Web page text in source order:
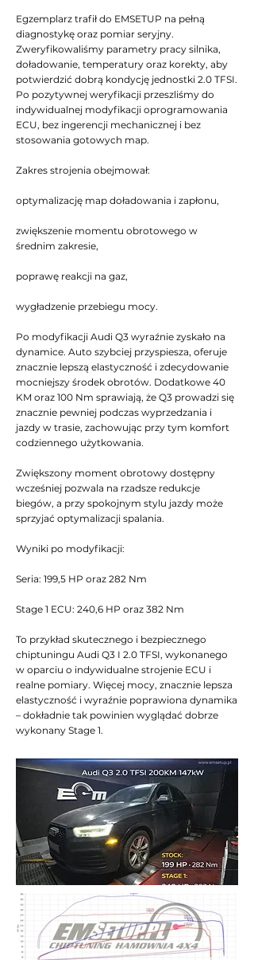
Egzemplarz trafił do EMSETUP na pełną
diagnostykę oraz pomiar seryjny.
Zweryfikowaliśmy parametry pracy silnika,
doładowanie, temperatury oraz korekty, aby
potwierdzić dobrą kondycję jednostki 2.0 TFSI.
Po pozytywnej weryfikacji przeszliśmy do
indywidualnej modyfikacji oprogramowania
ECU, bez ingerencji mechanicznej i bez
stosowania gotowych map.
Zakres strojenia obejmował:
optymalizację map doładowania i zapłonu,
zwiększenie momentu obrotowego w
średnim zakresie,
poprawę reakcji na gaz,
wygładzenie przebiegu mocy.
Po modyfikacji Audi Q3 wyraźnie zyskało na
dynamice. Auto szybciej przyspiesza, oferuje
znacznie lepszą elastyczność i zdecydowanie
mocniejszy środek obrotów. Dodatkowe 40
KM oraz 100 Nm sprawiają, że Q3 prowadzi się
znacznie pewniej podczas wyprzedzania i
jazdy w trasie, zachowując przy tym komfort
codziennego użytkowania.
Zwiększony moment obrotowy dostępny
wcześniej pozwala na rzadsze redukcje
biegów, a przy spokojnym stylu jazdy może
sprzyjać optymalizacji spalania.
Wyniki po modyfikacji:
Seria: 199,5 HP oraz 282 Nm
Stage 1 ECU: 240,6 HP oraz 382 Nm
To przykład skutecznego i bezpiecznego
chiptuningu Audi Q3 I 2.0 TFSI, wykonanego
w oparciu o indywidualne strojenie ECU i
realne pomiary. Więcej mocy, znacznie lepsza
elastyczność i wyraźnie poprawiona dynamika
– dokładnie tak powinien wyglądać dobrze
wykonany Stage 1.